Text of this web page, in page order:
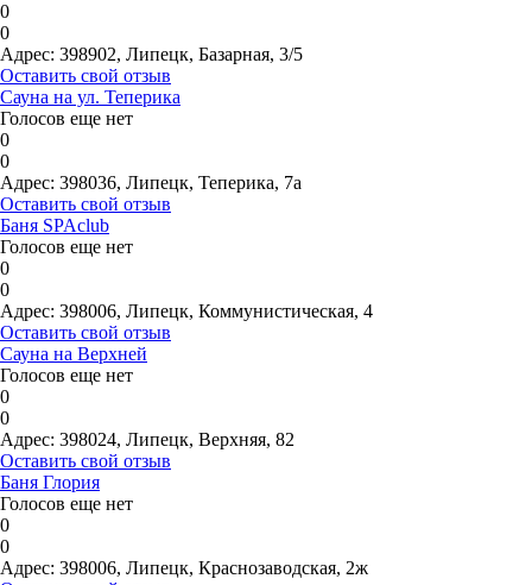
0
0
Адрес: 398902, Липецк, Базарная, 3/5
Оставить свой отзыв
Сауна на ул. Теперика
Голосов еще нет
0
0
Адрес: 398036, Липецк, Теперика, 7а
Оставить свой отзыв
Баня SPAclub
Голосов еще нет
0
0
Адрес: 398006, Липецк, Коммунистическая, 4
Оставить свой отзыв
Сауна на Верхней
Голосов еще нет
0
0
Адрес: 398024, Липецк, Верхняя, 82
Оставить свой отзыв
Баня Глория
Голосов еще нет
0
0
Адрес: 398006, Липецк, Краснозаводская, 2ж